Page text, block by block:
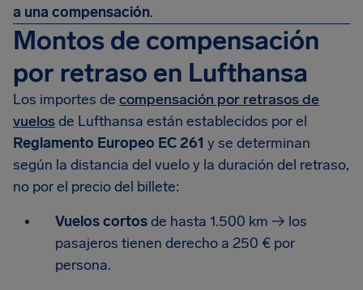
a una compensación.
Montos de compensación
por retraso en Lufthansa
Los importes de compensación por retrasos de
vuelosde Lufthansa están establecidos por el
Reglamento Europeo EC 261 y se determinan
según la distancia del vuelo y la duración del retraso,
no por el precio del billete:
Vuelos cortosde hasta 1.500 km → los
pasajeros tienen derecho a 250 € por
persona.